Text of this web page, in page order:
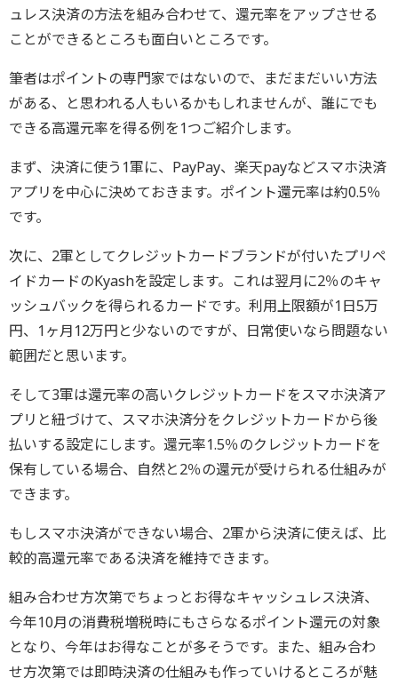
ュレス決済の方法を組み合わせて、還元率をアップさせる
ことができるところも面白いところです。
筆者はポイントの専門家ではないので、まだまだいい方法
がある、と思われる人もいるかもしれませんが、誰にでも
できる高還元率を得る例を1つご紹介します。
まず、決済に使う1軍に、PayPay、楽天payなどスマホ決済
アプリを中心に決めておきます。ポイント還元率は約0.5％
です。
次に、2軍としてクレジットカードブランドが付いたプリペ
イドカードのKyashを設定します。これは翌月に2％のキャ
ッシュバックを得られるカードです。利用上限額が1日5万
円、1ヶ月12万円と少ないのですが、日常使いなら問題ない
範囲だと思います。
そして3軍は還元率の高いクレジットカードをスマホ決済ア
プリと紐づけて、スマホ決済分をクレジットカードから後
払いする設定にします。還元率1.5％のクレジットカードを
保有している場合、自然と2％の還元が受けられる仕組みが
できます。
もしスマホ決済ができない場合、2軍から決済に使えば、比
較的高還元率である決済を維持できます。
組み合わせ方次第でちょっとお得なキャッシュレス決済、
今年10月の消費税増税時にもさらなるポイント還元の対象
となり、今年はお得なことが多そうです。また、組み合わ
せ方次第では即時決済の仕組みも作っていけるところが魅